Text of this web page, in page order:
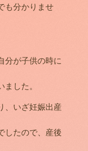
も分かりませ
分が子供の時に
した。
、いざ妊娠出産
したので、産後